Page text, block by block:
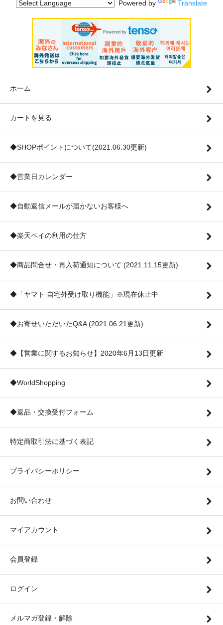
Powered by Translate
ホーム
カートを見る
◆SHOPポイントについて(2021.06.30更新)
◆営業日カレンダー
◆自動返信メールが届かないお客様へ
◆楽天ペイの利用の仕方
◆商品問合せ・再入荷通知について (2021.11.15更新)
◆「ヤマト 自宅外受け取り機能」※現在休止中
◆お寄せいただいたQ&A (2021.06.21更新)
◆【営業に関するお知らせ】2020年6月13日更新
◆WorldShopping
◆返品・交換受付フォーム
特定商取引法に基づく表記
プライバシーポリシー
お問い合わせ
マイアカウント
会員登録
ログイン
メルマガ登録・解除